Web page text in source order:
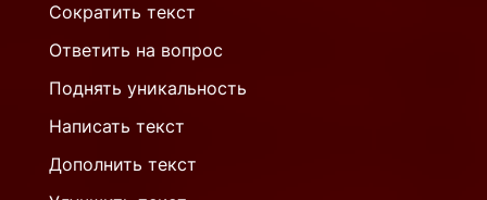
Сократить текст
Ответить на вопрос
Поднять уникальность
Написать текст
Дополнить текст